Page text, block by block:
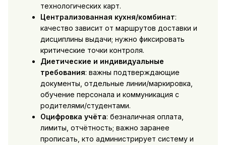
технологических карт.
Централизованная кухня/комбинат:
качество зависит от маршрутов доставки и
дисциплины выдачи; нужно фиксировать
критические точки контроля.
Диетические и индивидуальные
требования: важны подтверждающие
документы, отдельные линии/маркировка,
обучение персонала и коммуникация с
родителями/студентами.
Оцифровка учёта: безналичная оплата,
лимиты, отчётность; важно заранее
прописать, кто администрирует систему и